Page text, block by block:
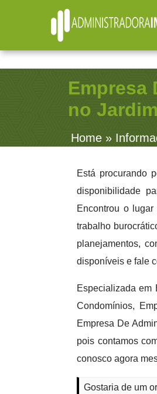
R. Júlio Fernandes, 91 - Sala
(11) 2979-4312
(11) 2979-4312
Empresa
no
Home»
Está procurando
disponibilidade
Encontrou o
trabalho
planejamentos,
disponíveis e fale
Especializada em
Condomínios,
Empresa De
pois contamos
conosco agora
Gostaria de um